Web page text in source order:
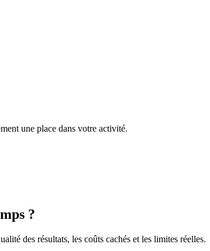
une place dans votre activité.
?
des résultats, les coûts cachés et les limites réelles.